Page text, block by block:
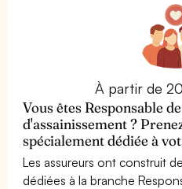
À partir de
Vous êtes Responsable
d'assainissement ?
spécialement dédiée à
Les assureurs ont construit
dédiées à la branche